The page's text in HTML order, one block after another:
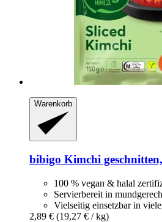
Warenkorb
bibigo Kimchi
100 % vegan & halal
Servierbereit in
Vielseitig einsetzbar in
2,89 € (19,27 € / kg)